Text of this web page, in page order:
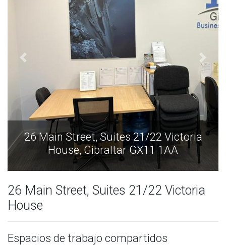
26 Main Street, Suites 21/22 Victoria
House, Gibraltar GX11 1AA
26 Main Street, Suites 21/22 Victoria
House
Espacios de trabajo compartidos